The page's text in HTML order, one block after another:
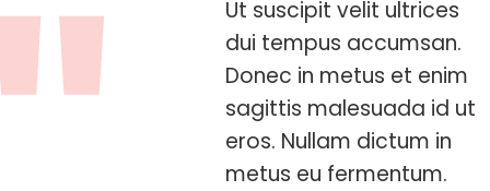
Ut suscipit velit ultrices
dui tempus accumsan.
Donec in metus et enim
sagittis malesuada id ut
eros. Nullam dictum in
metus eu fermentum.